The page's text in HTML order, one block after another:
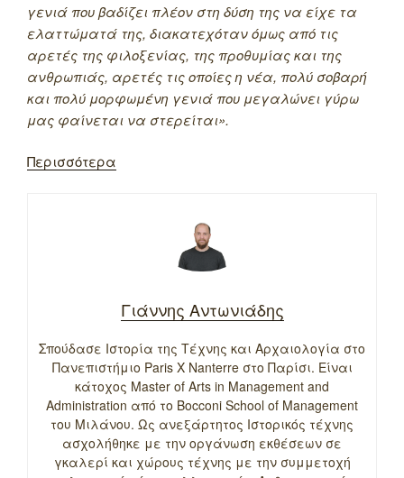
γενιά που βαδίζει πλέον στη δύση της να είχε τα
ελαττώματά της, διακατεχόταν όμως από τις
αρετές της φιλοξενίας, της προθυμίας και της
ανθρωπιάς, αρετές τις οποίες η νέα, πολύ σοβαρή
και πολύ μορφωμένη γενιά που μεγαλώνει γύρω
μας φαίνεται να στερείται».
Περισσότερα
Γιάννης Αντωνιάδης
Σπούδασε Ιστορία της Τέχνης και Αρχαιολογία στο
Πανεπιστήμιο Paris X Nanterre στο Παρίσι. Είναι
κάτοχος Master of Arts in Management and
Administration από το Bocconi School of Management
του Μιλάνου. Ως ανεξάρτητος Ιστορικός τέχνης
ασχολήθηκε με την οργάνωση εκθέσεων σε
γκαλερί και χώρους τέχνης με την συμμετοχή